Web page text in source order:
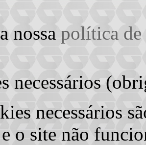
nossa política de
necessários
necessários
o site não